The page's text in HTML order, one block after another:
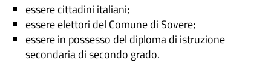
essere cittadini italiani;
essere elettori del Comune di Sovere;
essere in possesso del diploma di istruzione
secondaria di secondo grado.